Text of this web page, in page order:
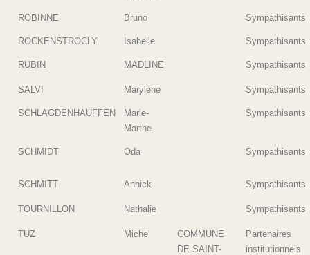
ROBINNE Bruno Sympathisants
ROCKENSTROCLY Isabelle Sympathisants
RUBIN MADLINE Sympathisants
SALVI Marylène Sympathisants
SCHLAGDENHAUFFEN
Marie-
Marthe
Sympathisants
SCHMIDT Oda Sympathisants
SCHMITT Annick Sympathisants
TOURNILLON Nathalie Sympathisants
TUZ Michel
COMMUNE
DE SAINT-
Partenaires
institutionnels